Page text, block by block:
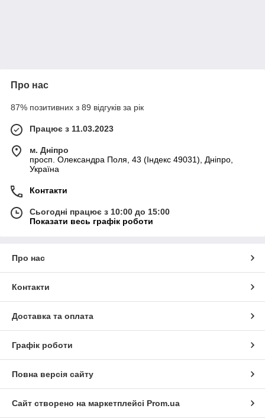
Про нас
87% позитивних з 89 відгуків за рік
Працює з 11.03.2023
м. Дніпро
просп. Олександра Поля, 43 (Індекс 49031), Дніпро,
Україна
Контакти
Сьогодні працює з 10:00 до 15:00
Показати весь графік роботи
Про нас
Контакти
Доставка та оплата
Графік роботи
Повна версія сайту
Сайт створено на маркетплейсі Prom.ua